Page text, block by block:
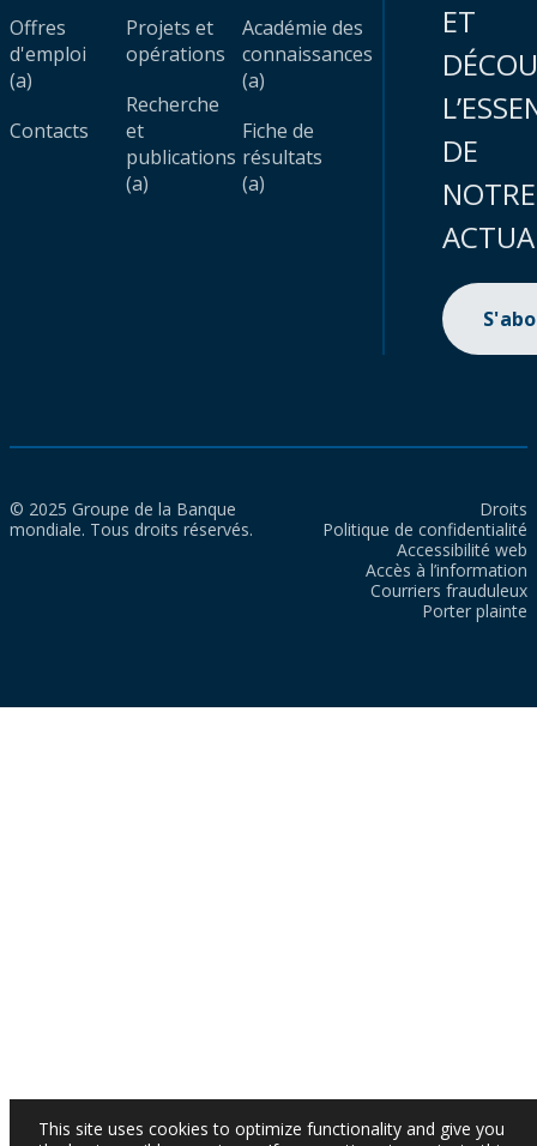
Offres
d'emploi
(a)
Contacts
Projets et
opérations
Recherche
et
publications
(a)
Académie des
connaissances
(a)
Fiche de
résultats
(a)
ET
DE
NOTRE
© 2025 Groupe de la Banque
mondiale. Tous droits réservés.
Droits
Politique de confidentialité
Accessibilité web
Accès à l’information
Courriers frauduleux
Porter plainte
This site uses cookies to optimize functionality and give you